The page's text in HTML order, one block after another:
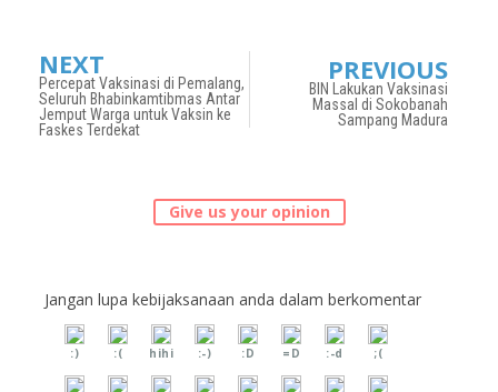
NEXT
Percepat Vaksinasi di Pemalang,
Seluruh Bhabinkamtibmas Antar
Jemput Warga untuk Vaksin ke
Faskes Terdekat
PREVIOUS
BIN Lakukan Vaksinasi
Massal di Sokobanah
Sampang Madura
Give us your opinion
Jangan lupa kebijaksanaan anda dalam berkomentar
:) :( hihi :-) :D =D :-d ;(